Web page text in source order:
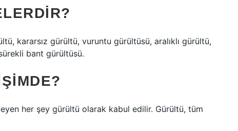
kararsız gürültü, vuruntu gürültüsü, aralıklı gürültü,
bant gürültüsü.
her şey gürültü olarak kabul edilir. Gürültü, tüm